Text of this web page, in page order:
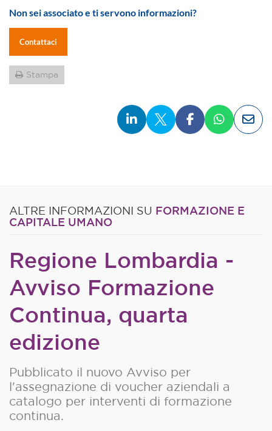
Non sei associato e ti servono informazioni?
Contattaci
Stampa
ALTRE INFORMAZIONI SU FORMAZIONE E
CAPITALE UMANO
Regione Lombardia -
Avviso Formazione
Continua, quarta
edizione
Pubblicato il nuovo Avviso per
l'assegnazione di voucher aziendali a
catalogo per interventi di formazione
continua.